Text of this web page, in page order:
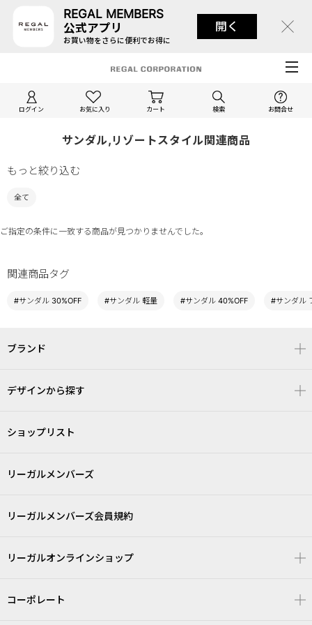
REGAL MEMBERS
公式アプリ
お買い物をさらに便利でお得に
開く
ログイン お気に入り カート 検索 お問合せ
サンダル,リゾートスタイル関連商品
もっと絞り込む
全て
ご指定の条件に一致する商品が見つかりませんでした。
関連商品タグ
#サンダル 30%OFF #サンダル 軽量 #サンダル 40%OFF #サンダル
ブランド
デザインから探す
ショップリスト
リーガルメンバーズ
リーガルメンバーズ会員規約
リーガルオンラインショップ
コーポレート